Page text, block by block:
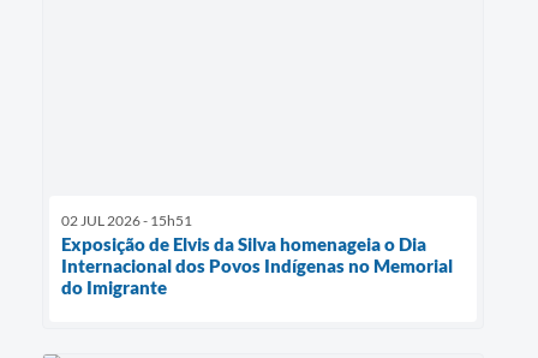
02 JUL 2026 - 15h51
Exposição de Elvis da Silva homenageia o Dia
Internacional dos Povos Indígenas no Memorial
do Imigrante